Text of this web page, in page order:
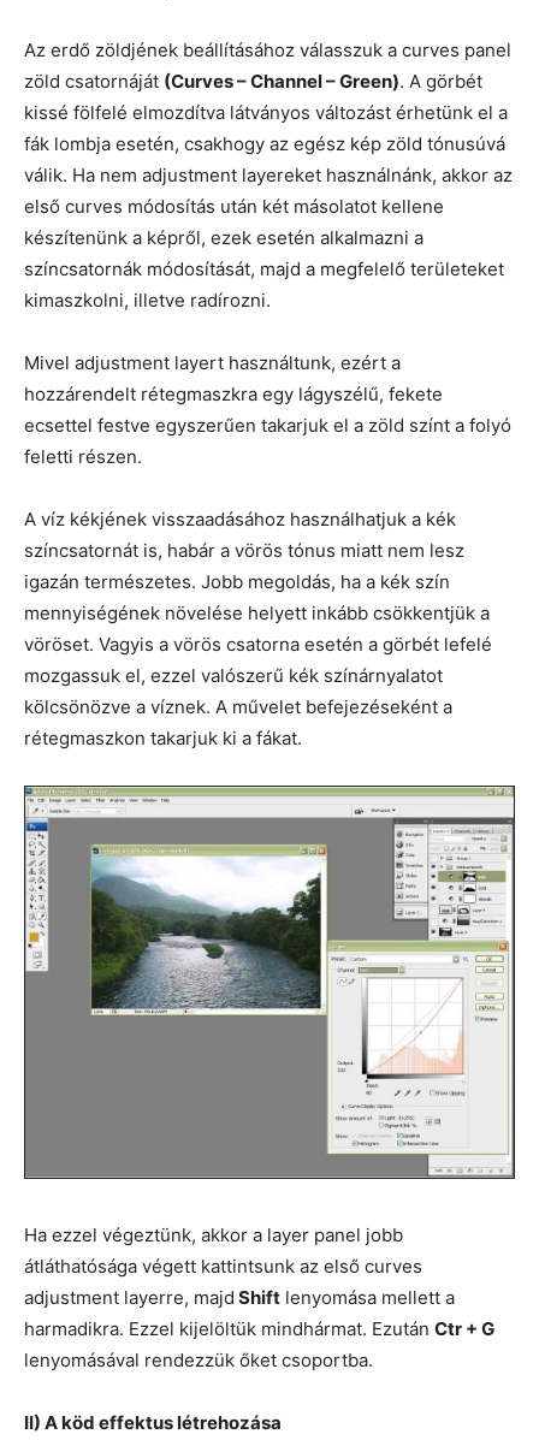
Az erdő zöldjének beállításához válasszuk a curves panel
zöld csatornáját (Curves – Channel – Green). A görbét
kissé fölfelé elmozdítva látványos változást érhetünk el a
fák lombja esetén, csakhogy az egész kép zöld tónusúvá
válik. Ha nem adjustment layereket használnánk, akkor az
első curves módosítás után két másolatot kellene
készítenünk a képről, ezek esetén alkalmazni a
színcsatornák módosítását, majd a megfelelő területeket
kimaszkolni, illetve radírozni.
Mivel adjustment layert használtunk, ezért a
hozzárendelt rétegmaszkra egy lágyszélű, fekete
ecsettel festve egyszerűen takarjuk el a zöld színt a folyó
feletti részen.
A víz kékjének visszaadásához használhatjuk a kék
színcsatornát is, habár a vörös tónus miatt nem lesz
igazán természetes. Jobb megoldás, ha a kék szín
mennyiségének növelése helyett inkább csökkentjük a
vöröset. Vagyis a vörös csatorna esetén a görbét lefelé
mozgassuk el, ezzel valószerű kék színárnyalatot
kölcsönözve a víznek. A művelet befejezéseként a
rétegmaszkon takarjuk ki a fákat.
Ha ezzel végeztünk, akkor a layer panel jobb
átláthatósága végett kattintsunk az első curves
adjustment layerre, majd Shift lenyomása mellett a
harmadikra. Ezzel kijelöltük mindhármat. Ezután Ctr + G
lenyomásával rendezzük őket csoportba.
II) A köd effektus létrehozása